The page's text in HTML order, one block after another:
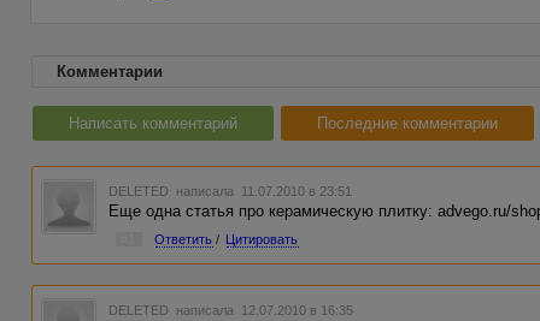
Комментарии
Написать комментарий Последние комментарии
DELETED написала 11.07.2010 в 23:51
Еще одна статья про керамическую плитку: advego.ru/
Ответить / Цитировать
DELETED написала 12.07.2010 в 16:35